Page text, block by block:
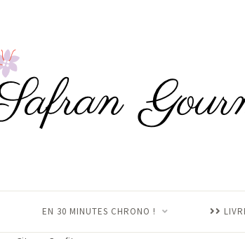
EN 30 MINUTES CHRONO !